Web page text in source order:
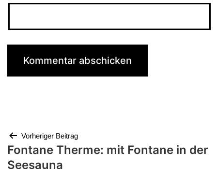
Beitragsnavigation
Vorheriger Beitrag
Fontane Therme: mit Fontane in der
Seesauna